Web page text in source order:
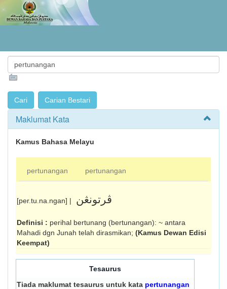
Maklumat Kata
Kamus Bahasa Melayu
pertunangan pertunangan
[per.tu.na.ngan] | ڤرتونڠن
Definisi : perihal bertunang (ber­tunangan): ~ antara
Mahadi dgn Junah telah dirasmikan; (Kamus Dewan Edisi
Keempat)
Tesaurus
Tiada maklumat tesaurus untuk kata pertunangan